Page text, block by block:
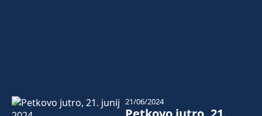
21/06/2024